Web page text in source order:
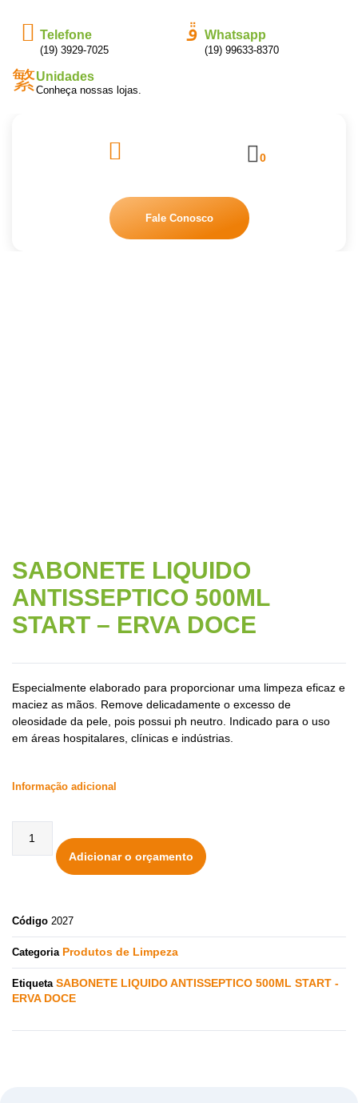
Telefone
(19) 3929-7025
Whatsapp
(19) 99633-8370
Unidades
Conheça nossas lojas.
0
Fale Conosco
SABONETE LIQUIDO
ANTISSEPTICO 500ML
START – ERVA DOCE
Especialmente elaborado para proporcionar uma limpeza eficaz e
maciez as mãos. Remove delicadamente o excesso de
oleosidade da pele, pois possui ph neutro. Indicado para o uso
em áreas hospitalares, clínicas e indústrias.
Informação adicional
Adicionar o orçamento
Código 2027
Categoria Produtos de Limpeza
Etiqueta SABONETE LIQUIDO ANTISSEPTICO 500ML START -
ERVA DOCE